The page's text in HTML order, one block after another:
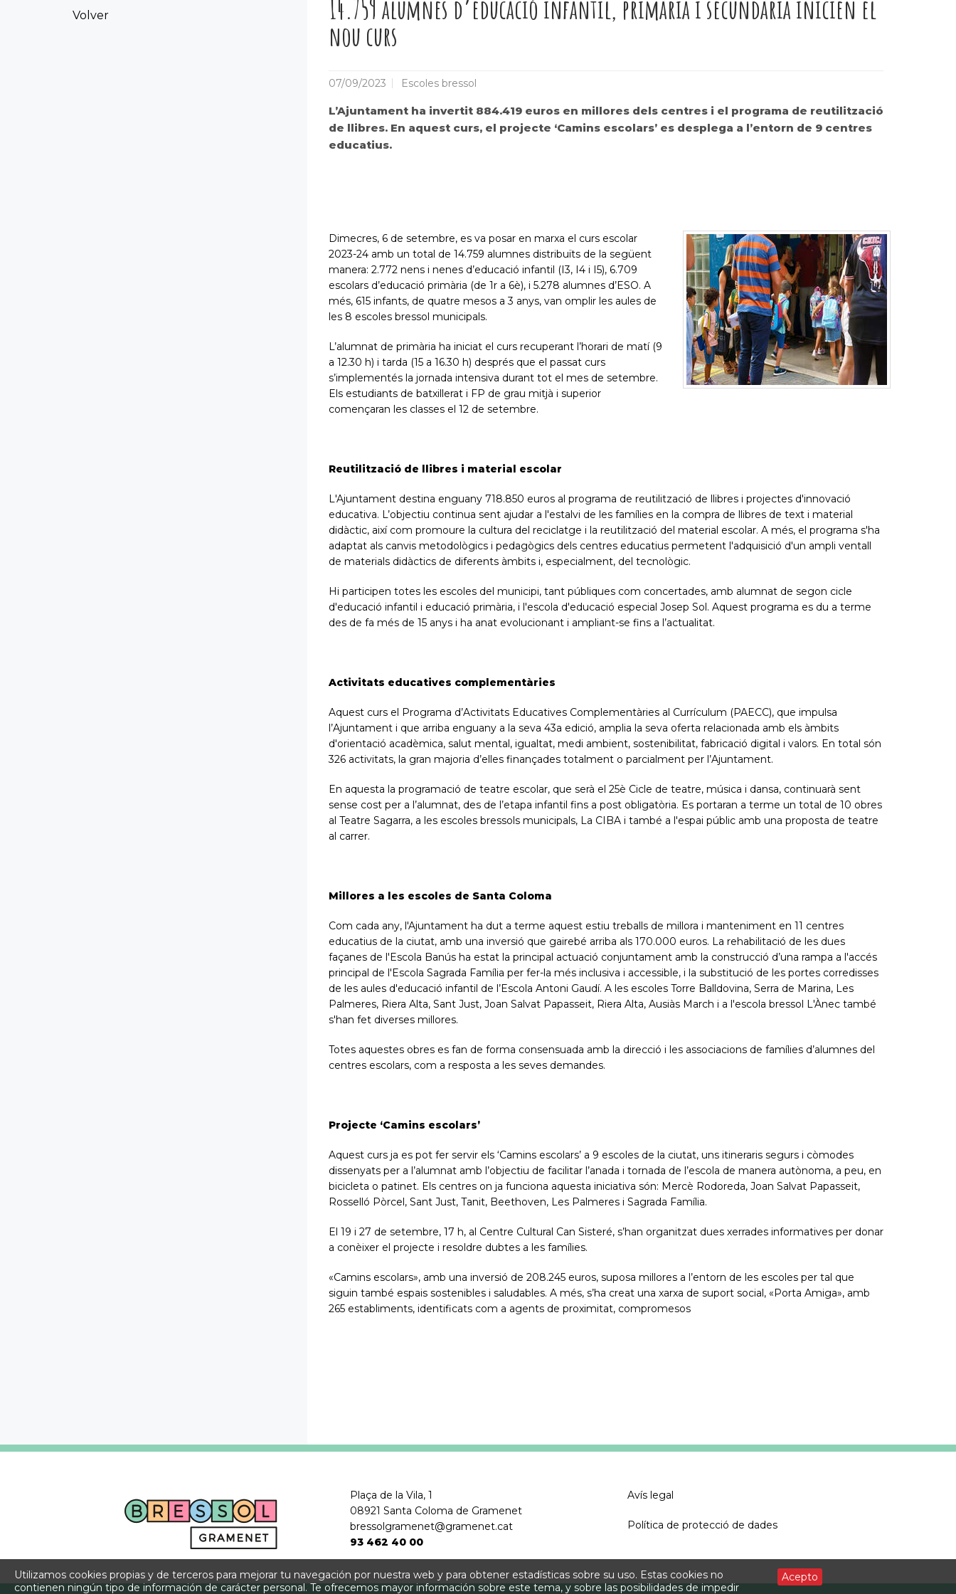
Utilizamos cookies propias y de terceros para mejorar tu navegación por nuestra web y para obtener estadísticas sobre su uso. Estas cookies no
contienen ningún tipo de información de carácter personal. Te ofrecemos mayor información sobre este tema, y sobre las posibilidades de impedir
Acepto
Volver 14.759 alumnes d’educació infantil, primària i secundària inicien el
nou curs
07/09/2023 Escoles bressol
L’Ajuntament ha invertit 884.419 euros en millores dels centres i el programa de reutilització
de llibres. En aquest curs, el projecte ‘Camins escolars’ es desplega a l’entorn de 9 centres
educatius.
Dimecres, 6 de setembre, es va posar en marxa el curs escolar
2023-24 amb un total de 14.759 alumnes distribuïts de la següent
manera: 2.772 nens i nenes d’educació infantil (I3, I4 i I5), 6.709
escolars d’educació primària (de 1r a 6è), i 5.278 alumnes d’ESO. A
més, 615 infants, de quatre mesos a 3 anys, van omplir les aules de
les 8 escoles bressol municipals.
L’alumnat de primària ha iniciat el curs recuperant l’horari de matí (9
a 12.30 h) i tarda (15 a 16.30 h) després que el passat curs
s’implementés la jornada intensiva durant tot el mes de setembre.
Els estudiants de batxillerat i FP de grau mitjà i superior
començaran les classes el 12 de setembre.
Reutilització de llibres i material escolar
L'Ajuntament destina enguany 718.850 euros al programa de reutilització de llibres i projectes d'innovació
educativa. L’objectiu continua sent ajudar a l'estalvi de les famílies en la compra de llibres de text i material
didàctic, així com promoure la cultura del reciclatge i la reutilització del material escolar. A més, el programa s'ha
adaptat als canvis metodològics i pedagògics dels centres educatius permetent l'adquisició d'un ampli ventall
de materials didàctics de diferents àmbits i, especialment, del tecnològic.
Hi participen totes les escoles del municipi, tant públiques com concertades, amb alumnat de segon cicle
d'educació infantil i educació primària, i l'escola d'educació especial Josep Sol. Aquest programa es du a terme
des de fa més de 15 anys i ha anat evolucionant i ampliant-se fins a l’actualitat.
Activitats educatives complementàries
Aquest curs el Programa d’Activitats Educatives Complementàries al Currículum (PAECC), que impulsa
l’Ajuntament i que arriba enguany a la seva 43a edició, amplia la seva oferta relacionada amb els àmbits
d'orientació acadèmica, salut mental, igualtat, medi ambient, sostenibilitat, fabricació digital i valors. En total són
326 activitats, la gran majoria d’elles finançades totalment o parcialment per l’Ajuntament.
En aquesta la programació de teatre escolar, que serà el 25è Cicle de teatre, música i dansa, continuarà sent
sense cost per a l’alumnat, des de l’etapa infantil fins a post obligatòria. Es portaran a terme un total de 10 obres
al Teatre Sagarra, a les escoles bressols municipals, La CIBA i també a l'espai públic amb una proposta de teatre
al carrer.
Millores a les escoles de Santa Coloma
Com cada any, l'Ajuntament ha dut a terme aquest estiu treballs de millora i manteniment en 11 centres
educatius de la ciutat, amb una inversió que gairebé arriba als 170.000 euros. La rehabilitació de les dues
façanes de l'Escola Banús ha estat la principal actuació conjuntament amb la construcció d’una rampa a l'accés
principal de l'Escola Sagrada Família per fer-la més inclusiva i accessible, i la substitució de les portes corredisses
de les aules d'educació infantil de l’Escola Antoni Gaudí. A les escoles Torre Balldovina, Serra de Marina, Les
Palmeres, Riera Alta, Sant Just, Joan Salvat Papasseit, Riera Alta, Ausiàs March i a l'escola bressol L'Ànec també
s'han fet diverses millores.
Totes aquestes obres es fan de forma consensuada amb la direcció i les associacions de famílies d’alumnes del
centres escolars, com a resposta a les seves demandes.
Projecte ‘Camins escolars’
Aquest curs ja es pot fer servir els ‘Camins escolars’ a 9 escoles de la ciutat, uns itineraris segurs i còmodes
dissenyats per a l’alumnat amb l’objectiu de facilitar l’anada i tornada de l’escola de manera autònoma, a peu, en
bicicleta o patinet. Els centres on ja funciona aquesta iniciativa són: Mercè Rodoreda, Joan Salvat Papasseit,
Rosselló Pòrcel, Sant Just, Tanit, Beethoven, Les Palmeres i Sagrada Família.
El 19 i 27 de setembre, 17 h, al Centre Cultural Can Sisteré, s’han organitzat dues xerrades informatives per donar
a conèixer el projecte i resoldre dubtes a les famílies.
«Camins escolars», amb una inversió de 208.245 euros, suposa millores a l’entorn de les escoles per tal que
siguin també espais sostenibles i saludables. A més, s’ha creat una xarxa de suport social, «Porta Amiga», amb
265 establiments, identificats com a agents de proximitat, compromesos
Plaça de la Vila, 1
08921 Santa Coloma de Gramenet
bressolgramenet@gramenet.cat
93 462 40 00
Avís legal
Política de protecció de dades